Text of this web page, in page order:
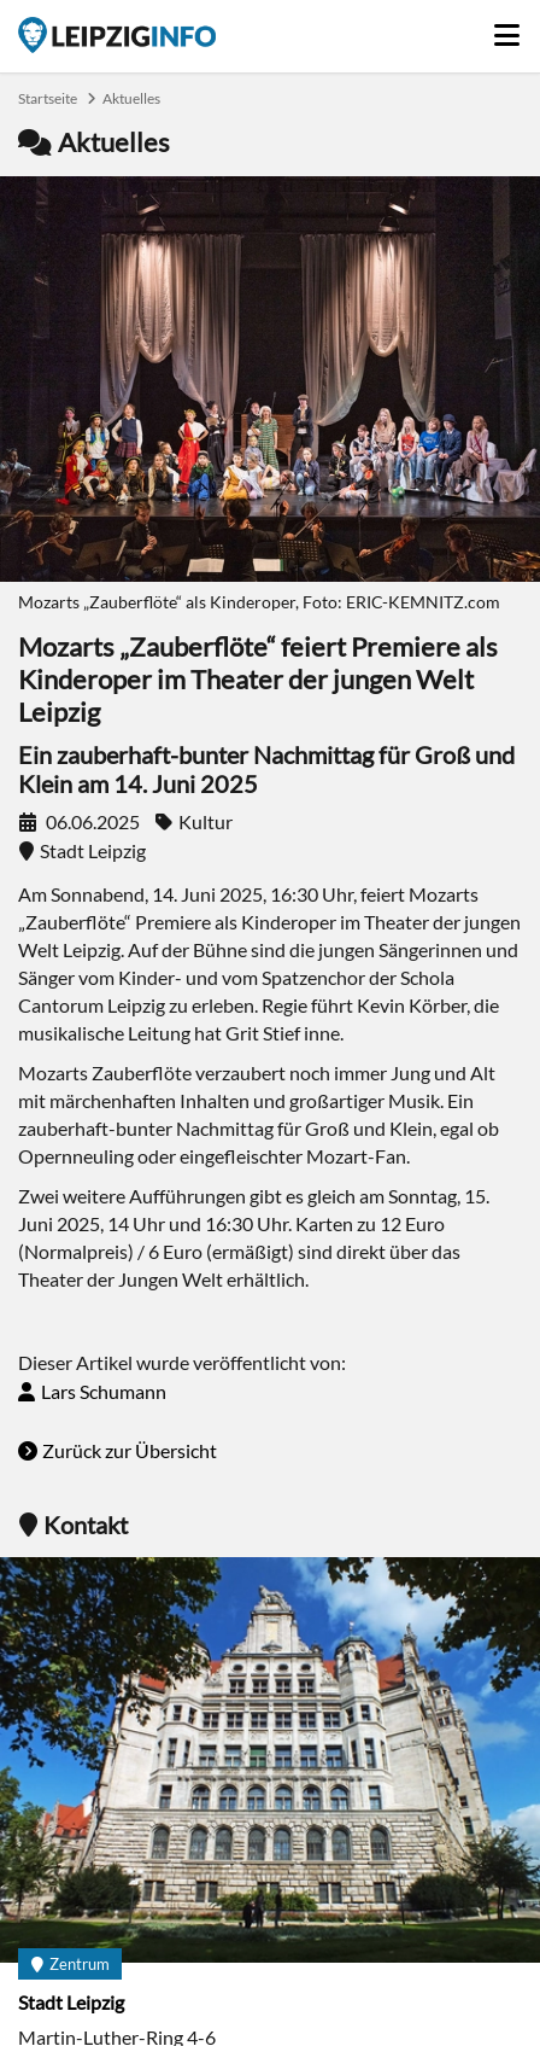
Startseite Aktuelles
Aktuelles
Mozarts „Zauberflöte“ als Kinderoper, Foto: ERIC-KEMNITZ.com
Mozarts „Zauberflöte“ feiert Premiere als
Kinderoper im Theater der jungen Welt
Leipzig
Ein zauberhaft-bunter Nachmittag für Groß und
Klein am 14. Juni 2025
06.06.2025
Kultur
Stadt Leipzig
Am Sonnabend, 14. Juni 2025, 16:30 Uhr, feiert Mozarts
„Zauberflöte“ Premiere als Kinderoper im Theater der jungen
Welt Leipzig. Auf der Bühne sind die jungen Sängerinnen und
Sänger vom Kinder- und vom Spatzenchor der Schola
Cantorum Leipzig zu erleben. Regie führt Kevin Körber, die
musikalische Leitung hat Grit Stief inne.
Mozarts Zauberflöte verzaubert noch immer Jung und Alt
mit märchenhaften Inhalten und großartiger Musik. Ein
zauberhaft-bunter Nachmittag für Groß und Klein, egal ob
Opernneuling oder eingefleischter Mozart-Fan.
Zwei weitere Aufführungen gibt es gleich am Sonntag, 15.
Juni 2025, 14 Uhr und 16:30 Uhr. Karten zu 12 Euro
(Normalpreis) / 6 Euro (ermäßigt) sind direkt über das
Theater der Jungen Welt erhältlich.
Dieser Artikel wurde veröffentlicht von:
Lars Schumann
Zurück zur Übersicht
Kontakt
Zentrum
Stadt Leipzig
Martin-Luther-Ring 4-6